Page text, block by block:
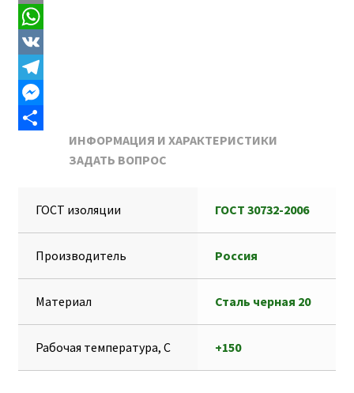
a
c
e
b
o
E
m
a
W
h
a
t
V
K
T
eM
ИНФОРМАЦИЯ И ХАРАКТЕРИСТИКИ
ЗАДАТЬ ВОПРОС
ГОСТ изоляции ГОСТ 30732-2006
Производитель Россия
Материал Сталь черная 20
Рабочая температура, С +150